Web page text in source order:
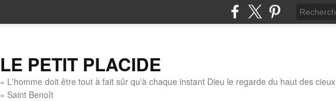
LE PETIT PLACIDE
« L'homme doit être tout à fait sûr qu'à chaque instant Dieu le regarde du haut des cieux
» Saint Benoît